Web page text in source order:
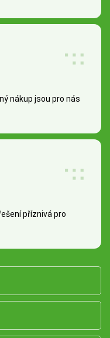
nákup jsou pro nás
příznivá pro